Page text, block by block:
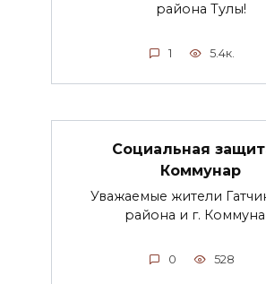
района Тулы!
1 5.4к.
Социальная
Коммунар
Уважаемые жители
района и г.
0 528